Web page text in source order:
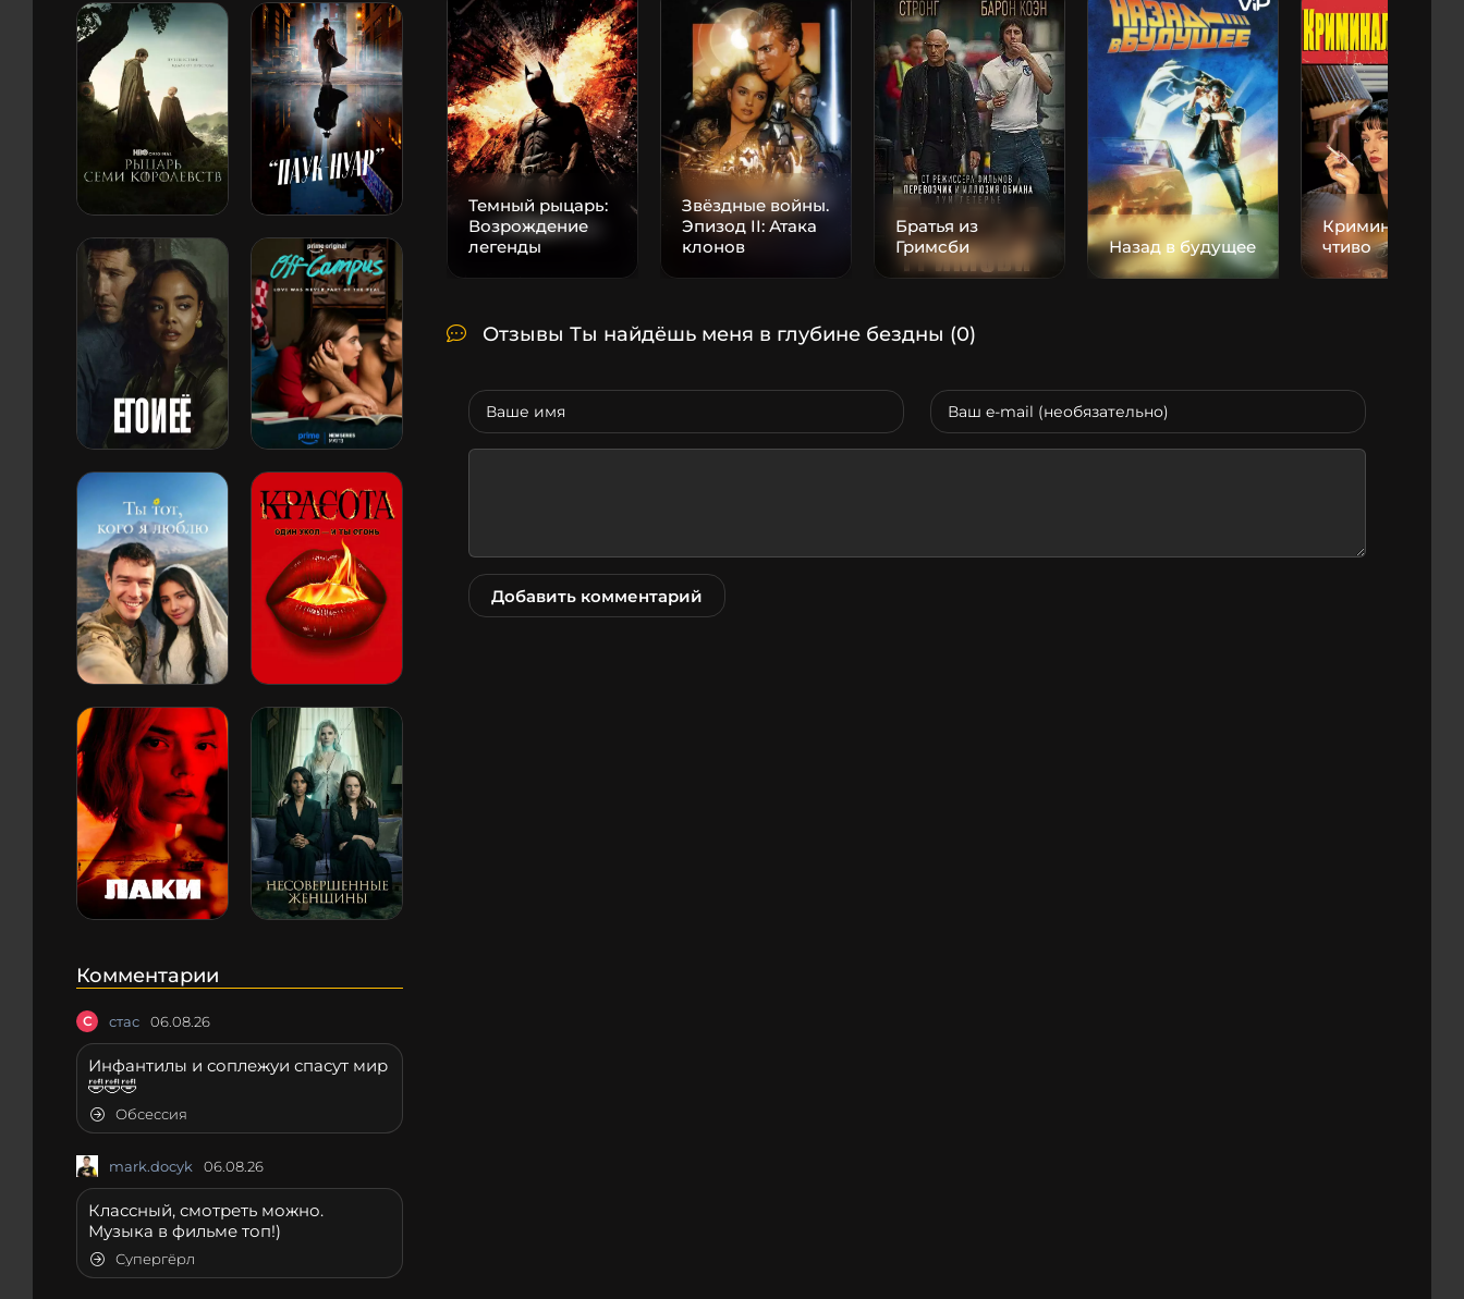
Комментарии
С стас 06.08.26
Инфантилы и соплежуи спасут мир
🤣🤣🤣
Обсессия
mark.docyk 06.08.26
Классный, смотреть можно.
Музыка в фильме топ!)
Супергёрл
Темный рыцарь:
Возрождение
легенды
Звёздные войны.
Эпизод II: Атака
клонов
Братья из
Гримсби
Назад в будущее
Криминальное
чтиво
Отзывы Ты найдёшь меня в глубине бездны (0)
Добавить комментарий